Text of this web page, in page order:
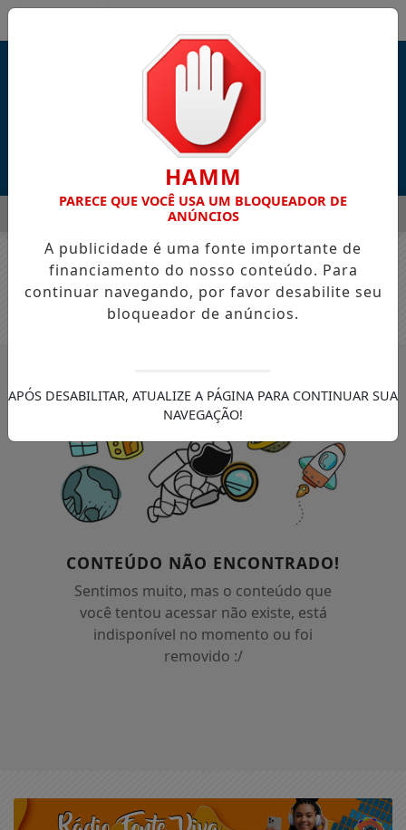
LANÇAM "PENTECOSTES", NOVA CANÇÃO INSPIRADA
EM ALTA
CONTEÚDO NÃO ENCONTRADO!
Sentimos muito, mas o conteúdo que
você tentou acessar não existe, está
indisponível no momento ou foi
removido :/
HAMM
PARECE QUE VOCÊ USA UM BLOQUEADOR DE
ANÚNCIOS
A publicidade é uma fonte importante de
financiamento do nosso conteúdo. Para
continuar navegando, por favor desabilite seu
bloqueador de anúncios.
APÓS DESABILITAR, ATUALIZE A PÁGINA PARA CONTINUAR SUA
NAVEGAÇÃO!